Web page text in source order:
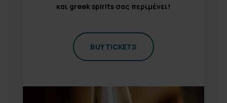
και greek spirits σας περιμένει!
BUY TICKETS